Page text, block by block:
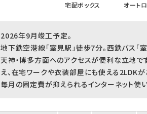
宅配ボックス オート
2026年9月竣工予定。
地下鉄空港線「室見駅」徒歩7分。西鉄バス「
天神・博多方面へのアクセスが便利な立地で
え、在宅ワークや衣装部屋にも使える2LDK
毎月の固定費が抑えられるインターネット使